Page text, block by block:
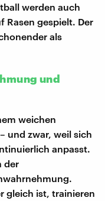
werden auch
Rasen gespielt. Der
als
und
weichen
und zwar, weil sich
anpasst.
der
gleich ist, trainieren